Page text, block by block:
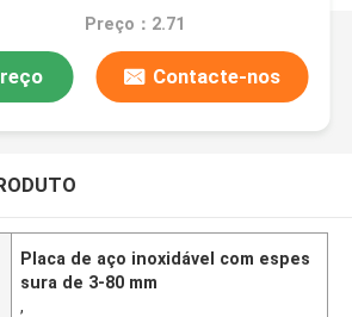
Preço：2.71
Contacte-nos
Placa de aço inoxidável com espes
sura de 3-80 mm
,